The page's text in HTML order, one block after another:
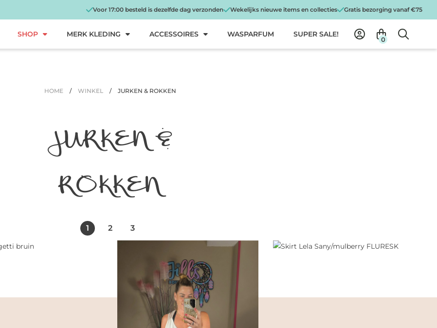
Voor 17:00 besteld is dezelfde dag verzonden Wekelijks nieuwe items en collecties Gratis bezorging vanaf €75
SHOP MERK KLEDING ACCESSOIRES WASPARFUM SUPER SALE!
0
HOME / WINKEL / JURKEN & ROKKEN
JURKEN &
ROKKEN
1 2 3